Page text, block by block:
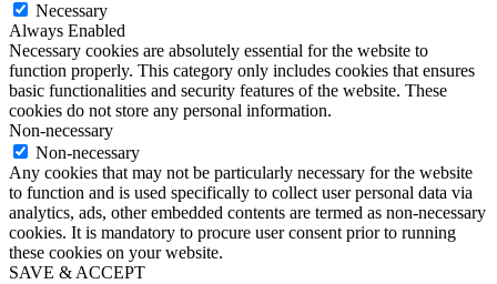
Necessary
Always Enabled
Necessary cookies are absolutely essential for the website to
function properly. This category only includes cookies that ensures
basic functionalities and security features of the website. These
cookies do not store any personal information.
Non-necessary
Non-necessary
Any cookies that may not be particularly necessary for the website
to function and is used specifically to collect user personal data via
analytics, ads, other embedded contents are termed as non-necessary
cookies. It is mandatory to procure user consent prior to running
these cookies on your website.
SAVE & ACCEPT